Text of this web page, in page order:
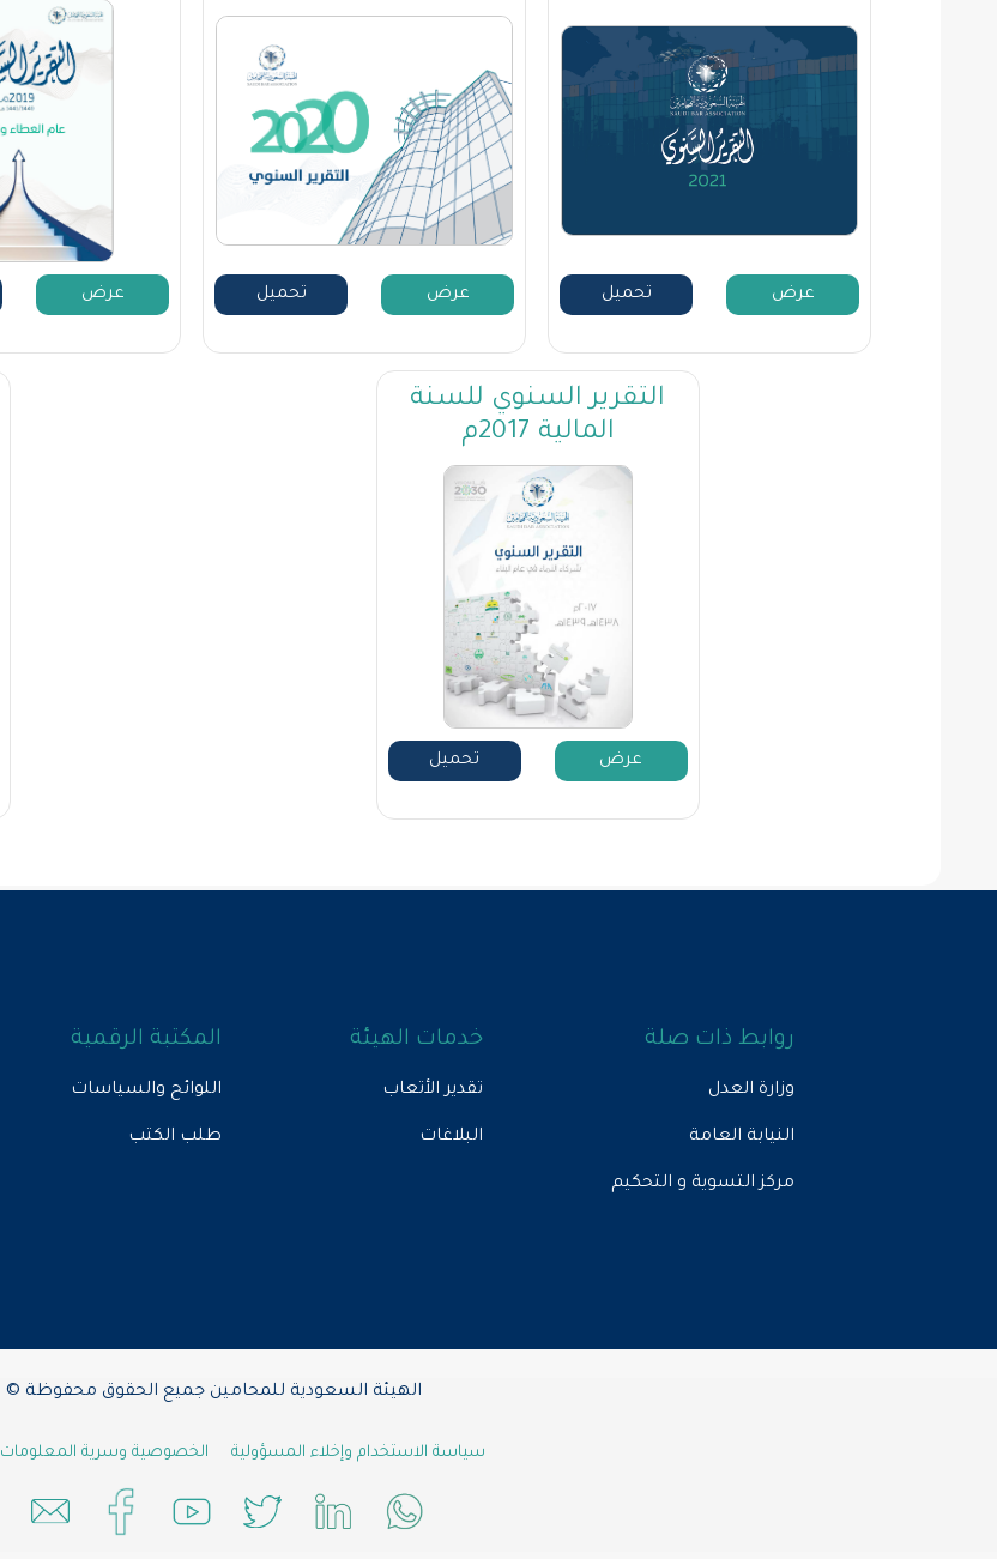
عرض تحميل عرض تحميل عرض
التقرير السنوي للسنة
المالية 2017م
عرض تحميل
روابط ذات صلة
وزارة العدل
النيابة العامة
مركز التسوية و التحكيم
خدمات الهيئة
تقدير الأتعاب
البلاغات
المكتبة الرقمية
اللوائح والسياسات
طلب الكتب
الهيئة السعودية للمحامين جميع الحقوق محفوظة © 2026
سياسة الاستخدام وإخلاء المسؤولية الخصوصية وسرية المعلومات